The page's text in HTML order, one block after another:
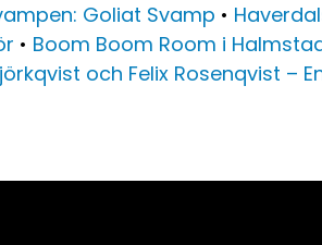
Goliat Svamp •
• Boom Boom Room i
och Felix Rosenqvist –